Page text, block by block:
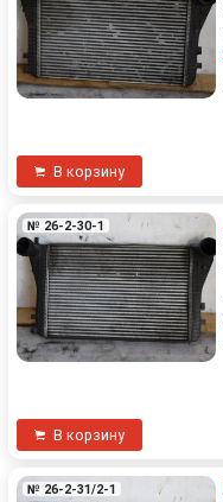
В корзину
№ 26-2-30-1
В корзину
№ 26-2-31/2-1